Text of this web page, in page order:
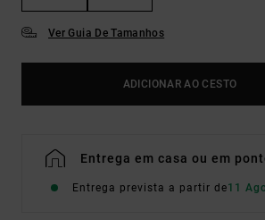
Ver Guia De Tamanhos
ADICIONAR AO CESTO
Entrega em casa ou em
Entrega prevista a partir de11